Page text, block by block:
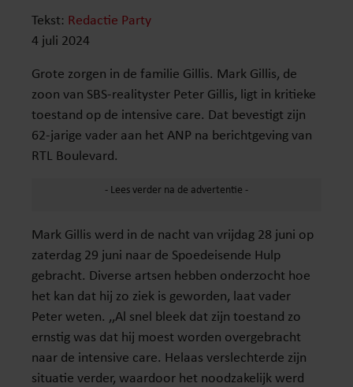
Tekst: Redactie Party
4 juli 2024
Grote zorgen in de familie Gillis. Mark Gillis, de
zoon van SBS-realityster Peter Gillis, ligt in kritieke
toestand op de intensive care. Dat bevestigt zijn
62-jarige vader aan het ANP na berichtgeving van
RTL Boulevard.
Mark Gillis werd in de nacht van vrijdag 28 juni op
zaterdag 29 juni naar de Spoedeisende Hulp
gebracht. Diverse artsen hebben onderzocht hoe
het kan dat hij zo ziek is geworden, laat vader
Peter weten. ,,Al snel bleek dat zijn toestand zo
ernstig was dat hij moest worden overgebracht
naar de intensive care. Helaas verslechterde zijn
situatie verder, waardoor het noodzakelijk werd